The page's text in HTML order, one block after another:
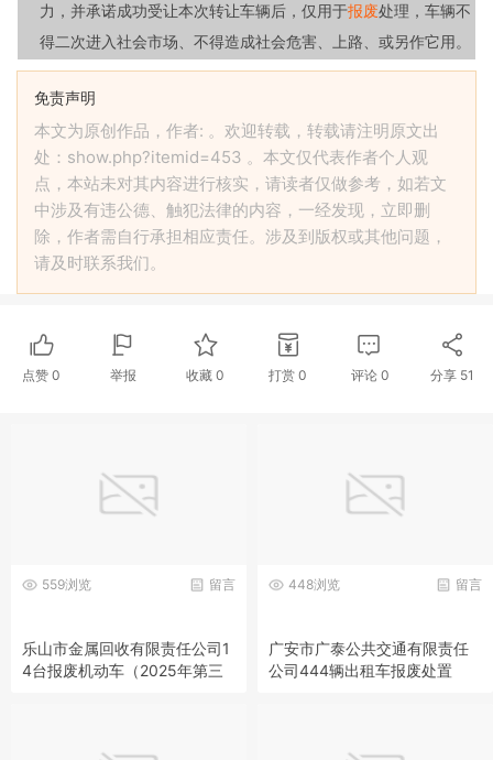
力，并承诺成功受让本次转让车辆后，仅用于报废处理，车辆不
得二次进入社会市场、不得造成社会危害、上路、或另作它用。
免责声明
本文为原创作品，作者: 。欢迎转载，转载请注明原文出
处：show.php?itemid=453 。本文仅代表作者个人观
点，本站未对其内容进行核实，请读者仅做参考，如若文
中涉及有违公德、触犯法律的内容，一经发现，立即删
除，作者需自行承担相应责任。涉及到版权或其他问题，
请及时联系我们。
点赞 0 举报 收藏0 打赏 0 评论 0 分享 51
留言
559浏览
乐山市金属回收有限责任公司1
4台报废机动车（2025年第三
留言
448浏览
广安市广泰公共交通有限责任
公司444辆出租车报废处置